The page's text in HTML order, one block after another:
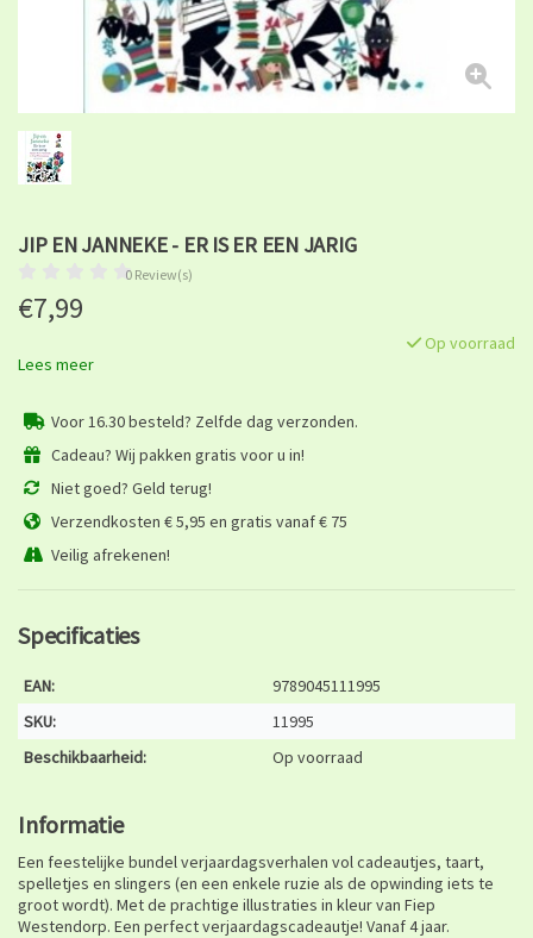
JIP EN JANNEKE - ER IS ER EEN JARIG
0 Review(s)
€7,99
Op voorraad
Lees meer
Voor 16.30 besteld? Zelfde dag verzonden.
Cadeau? Wij pakken gratis voor u in!
Niet goed? Geld terug!
Verzendkosten € 5,95 en gratis vanaf € 75
Veilig afrekenen!
Specificaties
EAN:
9789045111995
SKU:
11995
Beschikbaarheid:
Op voorraad
Informatie
Een feestelijke bundel verjaardagsverhalen vol cadeautjes, taart,
spelletjes en slingers (en een enkele ruzie als de opwinding iets te
groot wordt). Met de prachtige illustraties in kleur van Fiep
Westendorp. Een perfect verjaardagscadeautje! Vanaf 4 jaar.